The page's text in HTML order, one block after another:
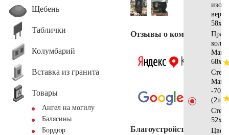
Щебень
Таблички
Колумбарий
Вставка из гранита
Товары
Ангел на могилу
Балясины
Бордюр
Отзывы о компании
Благоустройство
-
(2шт)
52х5